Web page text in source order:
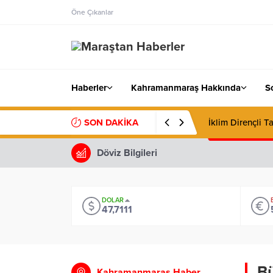
Öne Çıkanlar
Haberler Kahramanmaraş Hakkında
SON DAKİKA İklim Dirençli
Döviz Bilgileri
DOLAR
47,7111